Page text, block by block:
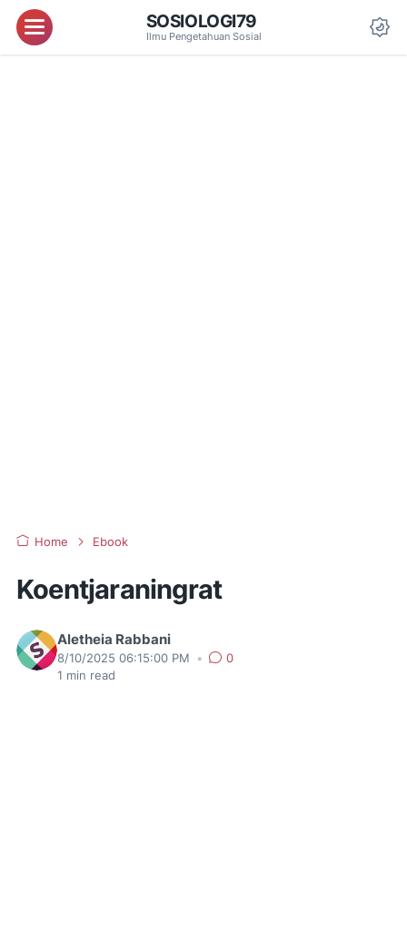
Menu SOSIOLOGI79
Ilmu Pengetahuan Sosial
Home Ebook
Koentjaraningrat
Aletheia Rabbani
8/10/2025 06:15:00 PM •
0
1 min read